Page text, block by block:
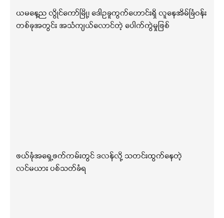
ယမနေ့ည လွိုင်ကော်မြို့၊ ဒေါဥခူကွက်ဟောင်းရှိ လူနေအိမ်ခြံဝန်း
တစ်ခုအတွင်း အသံကျယ်လောင်တဲ့ ပေါက်ကွဲမှုဖြစ်
ဖယ်ခုံအရှေ့ဖက်ကမ်းတွင် ဒလန်လို့ သတင်းထွက်နေတဲ့
လင်မယား ပစ်သတ်ခံရ